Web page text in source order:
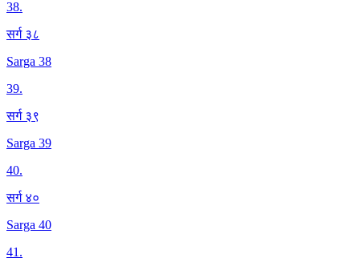
38.
सर्ग ३८
Sarga 38
39.
सर्ग ३९
Sarga 39
40.
सर्ग ४०
Sarga 40
41.